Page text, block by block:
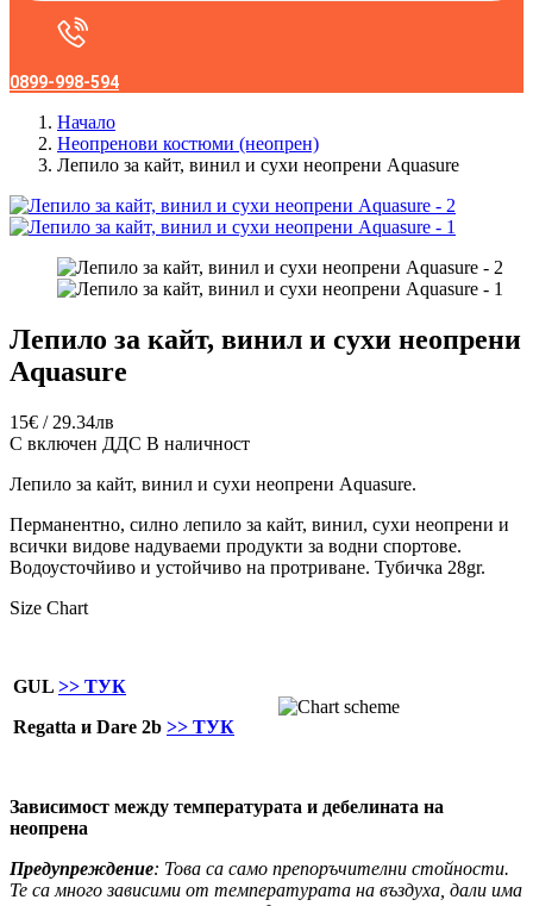
0899-998-594
Начало
Неопренови костюми (неопрен)
Лепило за кайт, винил и сухи неопрени Aquasure
Лепило за кайт, винил и сухи неопрени
Aquasure
15€ / 29.34лв
С включен ДДС В наличност
Лепило за кайт, винил и сухи неопрени Aquasure.
Перманентно, силно лепило за кайт, винил, сухи неопрени и
всички видове надуваеми продукти за водни спортове.
Водоусточйиво и устойчиво на протриване. Тубичка 28gr.
Size Chart
GUL >> ТУК
Regatta и Dare 2b >> ТУК
Зависимост между температурата и дебелината на
неопрена
Предупреждение: Това са само препоръчителни стойности.
Те са много зависими от температурата на въздуха, дали има